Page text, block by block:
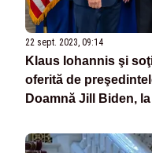
22 sept. 2023, 09:14
Klaus Iohannis şi
oferită de
Doamnă Jill Biden, la